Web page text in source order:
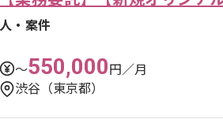
人・案件
〜550,000円／月
渋谷（東京都）